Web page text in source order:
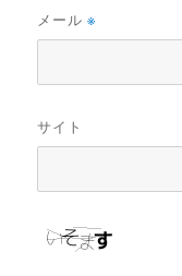
メール※
サイト